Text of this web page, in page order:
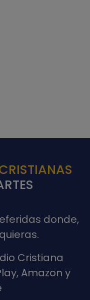
donde,
Cristiana
Amazon y